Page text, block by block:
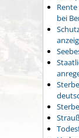
bei